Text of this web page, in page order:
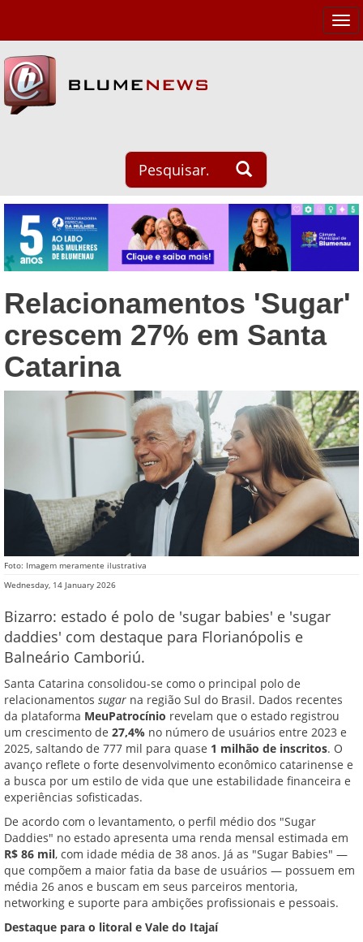
Relacionamentos 'Sugar'
crescem 27% em Santa
Catarina
Foto: Imagem meramente ilustrativa
Wednesday, 14 January 2026
Bizarro: estado é polo de 'sugar babies' e 'sugar
daddies' com destaque para Florianópolis e
Balneário Camboriú.
Santa Catarina consolidou-se como o principal polo de
relacionamentos sugar na região Sul do Brasil. Dados recentes
da plataforma MeuPatrocínio revelam que o estado registrou
um crescimento de 27,4% no número de usuários entre 2023 e
2025, saltando de 777 mil para quase 1 milhão de inscritos. O
avanço reflete o forte desenvolvimento econômico catarinense e
a busca por um estilo de vida que une estabilidade financeira e
experiências sofisticadas.
De acordo com o levantamento, o perfil médio dos "Sugar
Daddies" no estado apresenta uma renda mensal estimada em
R$ 86 mil, com idade média de 38 anos. Já as "Sugar Babies" —
que compõem a maior fatia da base de usuários — possuem em
média 26 anos e buscam em seus parceiros mentoria,
networking e suporte para ambições profissionais e pessoais.
Destaque para o litoral e Vale do Itajaí